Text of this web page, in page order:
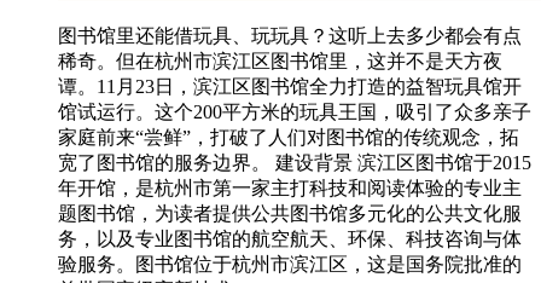
图书馆里还能借玩具、玩玩具？这听上去多少都会有点
稀奇。但在杭州市滨江区图书馆里，这并不是天方夜
谭。11月23日，滨江区图书馆全力打造的益智玩具馆开
馆试运行。这个200平方米的玩具王国，吸引了众多亲子
家庭前来“尝鲜”，打破了人们对图书馆的传统观念，拓
宽了图书馆的服务边界。 建设背景 滨江区图书馆于2015
年开馆，是杭州市第一家主打科技和阅读体验的专业主
题图书馆，为读者提供公共图书馆多元化的公共文化服
务，以及专业图书馆的航空航天、环保、科技咨询与体
验服务。图书馆位于杭州市滨江区，这是国务院批准的